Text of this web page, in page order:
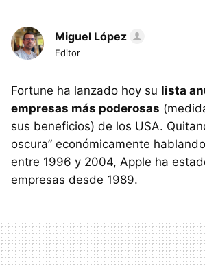
Miguel López
Editor
Fortune ha lanzado hoy su lista
empresas más poderosas
sus beneficios) de los USA.
oscura” económicamente
entre 1996 y 2004, Apple ha
empresas desde 1989.